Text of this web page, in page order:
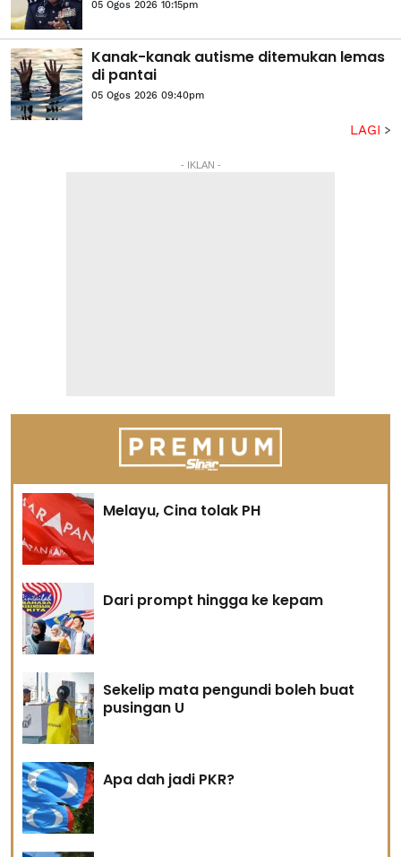
05 Ogos 2026 10:15pm
Kanak-kanak autisme ditemukan lemas
di pantai
05 Ogos 2026 09:40pm
LAGI
- IKLAN -
Melayu, Cina tolak PH
Dari prompt hingga ke kepam
Sekelip mata pengundi boleh buat
pusingan U
Apa dah jadi PKR?